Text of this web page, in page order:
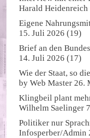
Harald Heidenreich
Eigene
15. Juli 2026 (19)
Brief an den
14. Juli 2026 (17)
Wie der Staat, so
byWeb Master 26.
Klingbeil plant
Wilhelm Saelinger
Politiker nur
Infosperber/Admin